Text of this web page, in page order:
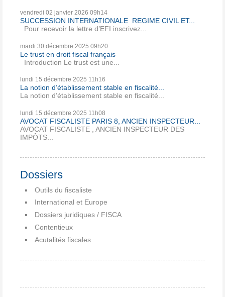
vendredi 02 janvier 2026 09h14
SUCCESSION INTERNATIONALE REGIME CIVIL ET...
Pour recevoir la lettre d’EFI inscrivez...
mardi 30 décembre 2025 09h20
Le trust en droit fiscal français
Introduction Le trust est une...
lundi 15 décembre 2025 11h16
La notion d’établissement stable en fiscalité...
La notion d’établissement stable en fiscalité...
lundi 15 décembre 2025 11h08
AVOCAT FISCALISTE PARIS 8, ANCIEN INSPECTEUR...
AVOCAT FISCALISTE , ANCIEN INSPECTEUR DES
IMPÔTS...
Dossiers
Outils du fiscaliste
International et Europe
Dossiers juridiques / FISCA
Contentieux
Acutalités fiscales